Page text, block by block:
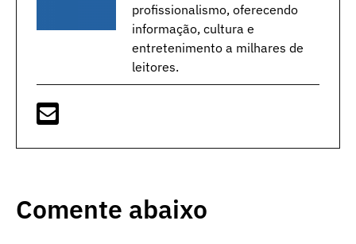
profissionalismo, oferecendo
informação, cultura e
entretenimento a milhares de
leitores.
Comente abaixo